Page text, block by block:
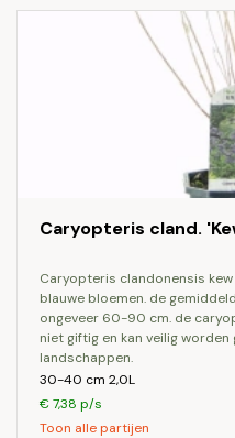
Caryopteris cland.
caryopteris clandonensis kew blue is een struik met prachtige
blauwe bloemen. de
ongeveer 60-90 cm. de
niet giftig en kan veilig worden
landschappen.
30-40 cm 2,0L
€ 7,38 p/s
Toon alle partijen